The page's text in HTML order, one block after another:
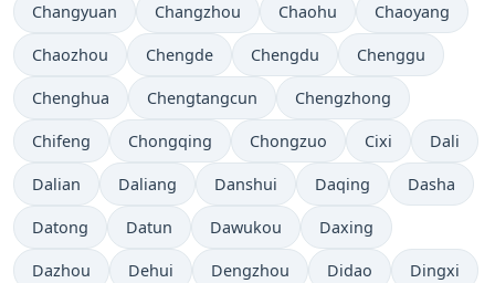
Changyuan Changzhou Chaohu Chaoyang
Chaozhou Chengde Chengdu Chenggu
Chenghua Chengtangcun Chengzhong
Chifeng Chongqing Chongzuo Cixi Dali
Dalian Daliang Danshui Daqing Dasha
Datong Datun Dawukou Daxing
Dazhou Dehui Dengzhou Didao Dingxi